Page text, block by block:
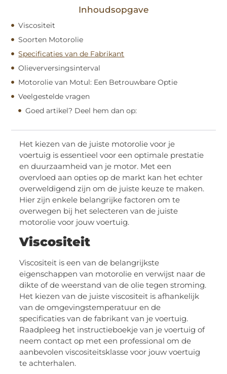
Inhoudsopgave
Viscositeit
Soorten Motorolie
Specificaties van de Fabrikant
Olieverversingsinterval
Motorolie van Motul: Een Betrouwbare Optie
Veelgestelde vragen
Goed artikel? Deel hem dan op:
Het kiezen van de juiste motorolie voor je
voertuig is essentieel voor een optimale prestatie
en duurzaamheid van je motor. Met een
overvloed aan opties op de markt kan het echter
overweldigend zijn om de juiste keuze te maken.
Hier zijn enkele belangrijke factoren om te
overwegen bij het selecteren van de juiste
motorolie voor jouw voertuig.
Viscositeit
Viscositeit is een van de belangrijkste
eigenschappen van motorolie en verwijst naar de
dikte of de weerstand van de olie tegen stroming.
Het kiezen van de juiste viscositeit is afhankelijk
van de omgevingstemperatuur en de
specificaties van de fabrikant van je voertuig.
Raadpleeg het instructieboekje van je voertuig of
neem contact op met een professional om de
aanbevolen viscositeitsklasse voor jouw voertuig
te achterhalen.